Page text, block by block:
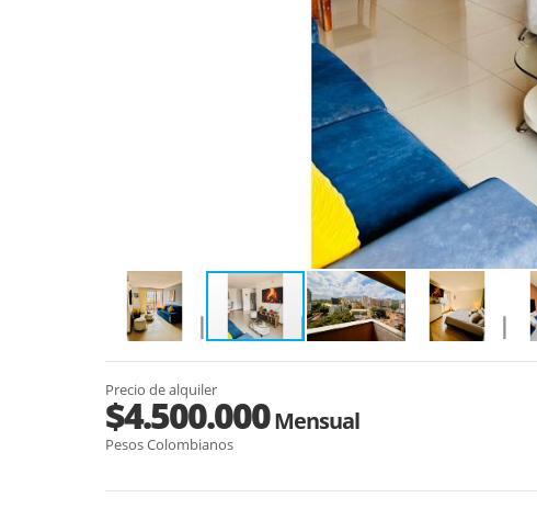
Precio de alquiler
$4.500.000Mensual
Pesos Colombianos